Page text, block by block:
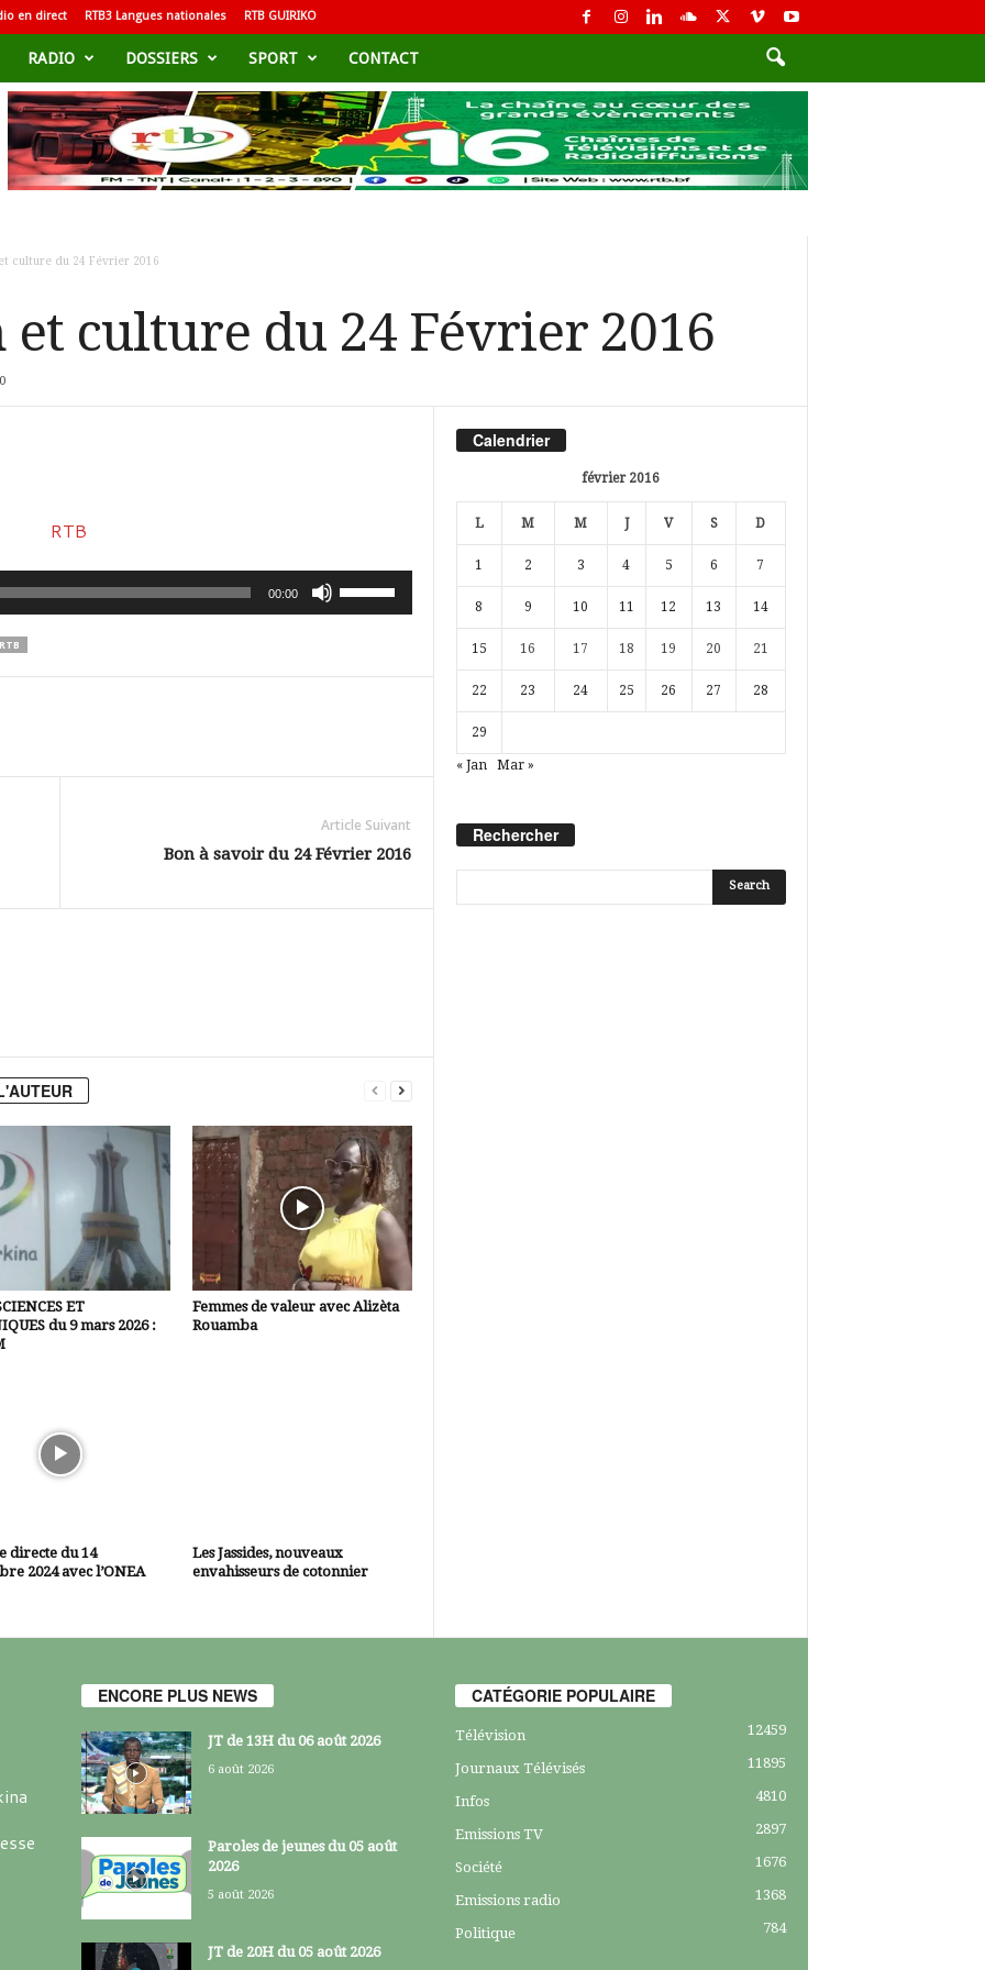
en direct RTB3 Langues nationales RTB GUIRIKO
RADIO DOSSIERS SPORT CONTACT
culture du 24 Février 2016
culture du 24 Février 2016
0
00:00
Utilisez
les
ou
diminuer
le
RTB
Article Suivant
Bon à savoir du 24 Février 2016
ET
du 9 mars 2026 :
Femmes de valeur avec Alizèta
Rouamba
directe du 14
2024 avec l’ONEA
Les Jassides, nouveaux
envahisseurs de cotonnier
Calendrier
février 2016
L M M J V S D
1 2 3 4 5 6 7
8 9 10 11 12 13 14
15 16 17 18 19 20 21
22 23 24 25 26 27 28
29
« Jan Mar »
Rechercher
ENCORE PLUS NEWS
JT de 13H du 06 août 2026
6 août 2026
Paroles de jeunes du 05 août
2026
5 août 2026
JT de 20H du 05 août 2026
CATÉGORIE POPULAIRE
Télévision 12459
Journaux Télévisés 11895
Infos 4810
Emissions TV 2897
Société 1676
Emissions radio 1368
Politique 784